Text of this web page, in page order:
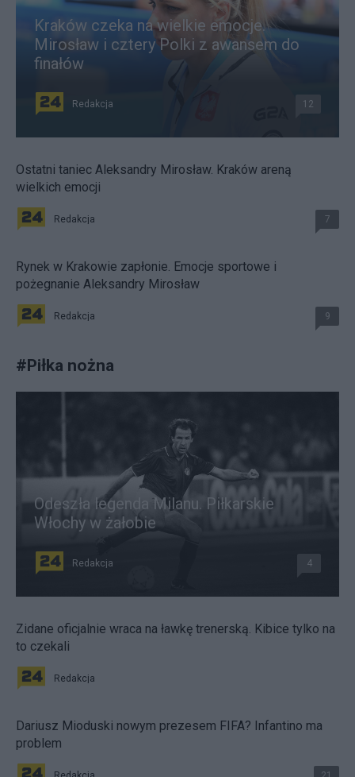
Kraków czeka na wielkie emocje.
Mirosław i cztery Polki z awansem do
finałów
Redakcja 12
Ostatni taniec Aleksandry Mirosław. Kraków areną
wielkich emocji
Redakcja 7
Rynek w Krakowie zapłonie. Emocje sportowe i
pożegnanie Aleksandry Mirosław
Redakcja 9
#Piłka nożna
Odeszła legenda Milanu. Piłkarskie
Włochy w żałobie
Redakcja 4
Zidane oficjalnie wraca na ławkę trenerską. Kibice tylko na
to czekali
Redakcja
Dariusz Mioduski nowym prezesem FIFA? Infantino ma
problem